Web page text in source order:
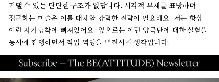
기댈 수 있는 단단한구조가 없답니다.시각적 부재를 표방하며
접근하는 미술은 이를 대체할 강력한 전략이 필요해요. 저는 항상
이런 자가당착에 빠져있어요. 앞으로는 이런 양극단에 대한실험을
동시에 진행하면서 작업 역량을 발전시킬 생각입니다.